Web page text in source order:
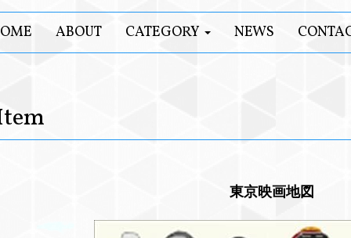
ABOUT CATEGORY NEWS
東京映画地図